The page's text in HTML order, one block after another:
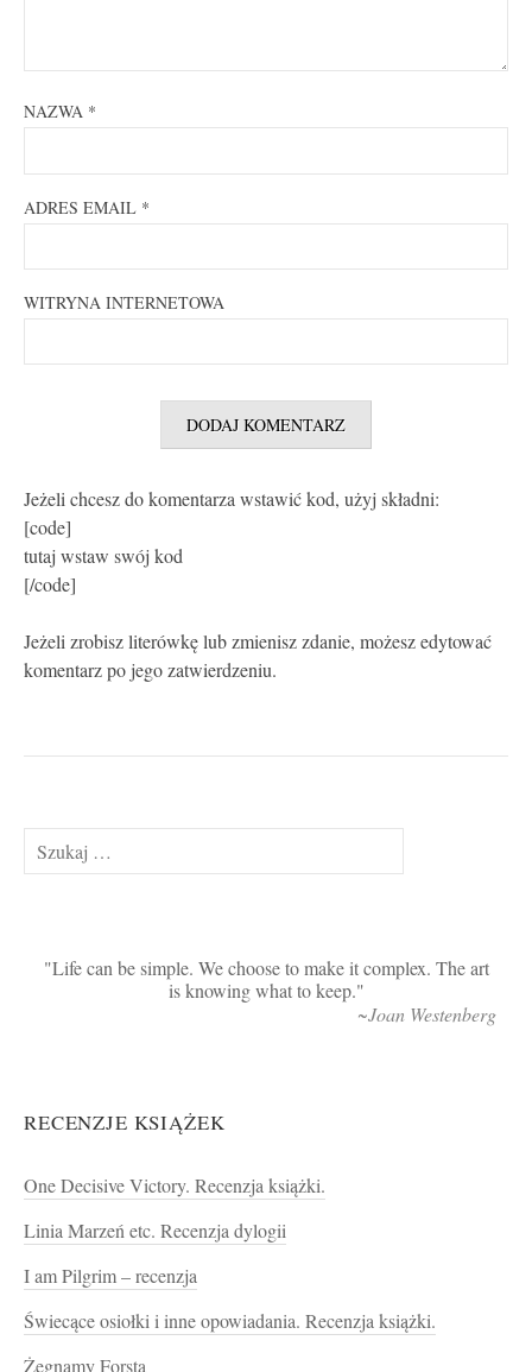
NAZWA *
ADRES EMAIL *
WITRYNA INTERNETOWA
Jeżeli chcesz do komentarza wstawić kod, użyj składni:
[code]
tutaj wstaw swój kod
[/code]
Jeżeli zrobisz literówkę lub zmienisz zdanie, możesz edytować
komentarz po jego zatwierdzeniu.
Szukaj:
Life can be simple. We choose to make it complex. The art
is knowing what to keep.
~Joan Westenberg
RECENZJE KSIĄŻEK
One Decisive Victory. Recenzja książki.
Linia Marzeń etc. Recenzja dylogii
I am Pilgrim – recenzja
Świecące osiołki i inne opowiadania. Recenzja książki.
Żegnamy Forsta